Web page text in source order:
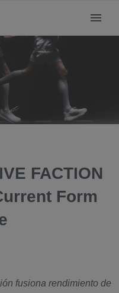
FACTION
Form
fusiona rendimiento de